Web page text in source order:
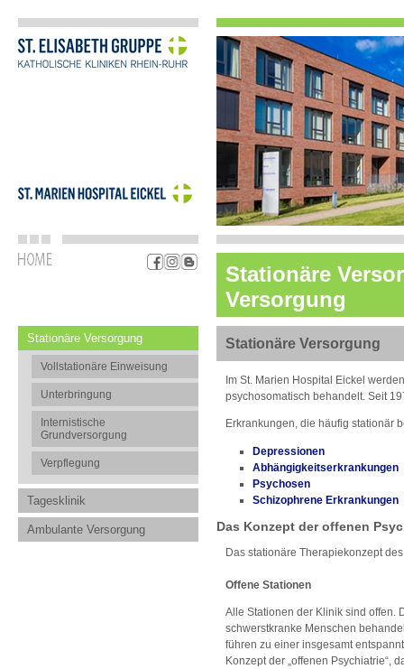
Stationäre
Versorgung
Stationäre Versorgung
Vollstationäre Einweisung
Unterbringung
Internistische
Grundversorgung
Verpflegung
Tagesklinik
Ambulante Versorgung
Stationäre Versorgung
Im St. Marien Hospital Eickel
psychosomatisch behandelt. Seit
Erkrankungen, die häufig stationär
Depressionen
Abhängigkeitserkrankungen
Psychosen
Schizophrene Erkrankungen
Das Konzept der offenen
Das stationäre Therapiekonzept
Offene Stationen
Alle Stationen der Klinik sind offen.
schwerstkranke Menschen
führen zu einer insgesamt
Konzept der „offenen Psychiatrie“,